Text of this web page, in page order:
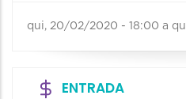
qui, 20/02/2020 - 18:00 a
ENTRADA